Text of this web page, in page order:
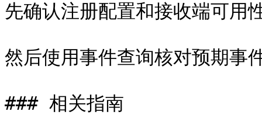
先确认注册配置和接收端可用
然后使用事件查询核对预期事
### 相关指南